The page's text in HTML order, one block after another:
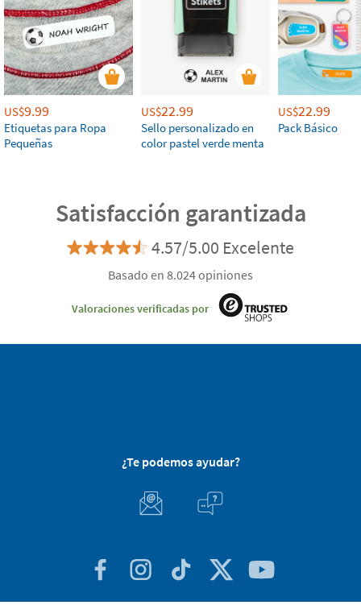
US$9.99
Etiquetas para Ropa
Pequeñas
US$22.99
Sello personalizado en
color pastel verde menta
US$22.99
Pack Básico
Satisfacción garantizada
4.57/5.00 Excelente
Basado en 8.024 opiniones
Valoraciones verificadas por
¿Te podemos ayudar?